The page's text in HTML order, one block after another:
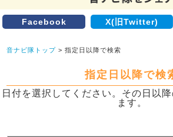
Facebook X(旧Twitter)
音ナビ隊トップ > 指定日以降で検索
指定日以降で検
日付を選択してください。その日以
ます。